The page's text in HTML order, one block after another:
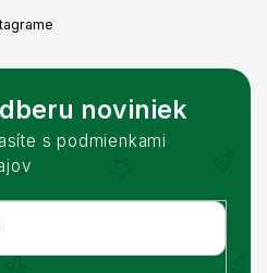
noviniek
s podmienkami